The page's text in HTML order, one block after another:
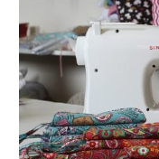
de
máquinas
de
costura
Armazém
das